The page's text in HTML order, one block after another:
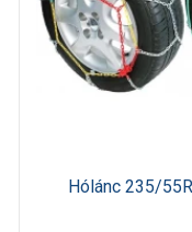
Hólánc 235/